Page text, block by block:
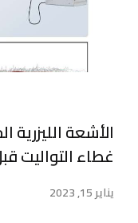
الأشعة
غطاء التواليت
يناير 15, 2023